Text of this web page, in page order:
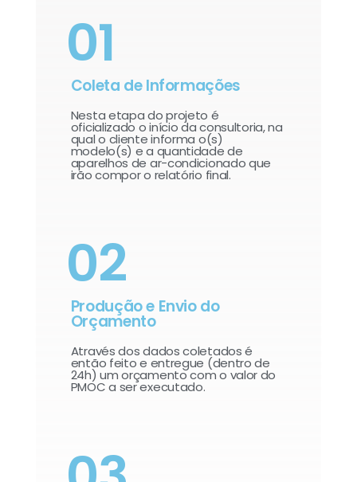
01
Coleta de Informações
Nesta etapa do projeto é
oficializado o início da consultoria, na
qual o cliente informa o(s)
modelo(s) e a quantidade de
aparelhos de ar-condicionado que
irão compor o relatório final.​
02
Produção e Envio do
Orçamento
Através dos dados coletados é
então feito e entregue (dentro de
24h) um orçamento com o valor do
PMOC a ser executado.